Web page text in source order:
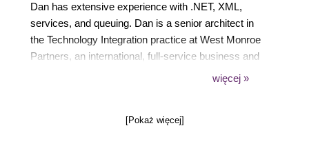
Dan has extensive experience with .NET, XML,
services, and queuing. Dan is a senior architect in
the Technology Integration practice at West Monroe
Partners, an international, full-service business and
technology consulting firm focused on guidingwięcej »
[Pokaż więcej]